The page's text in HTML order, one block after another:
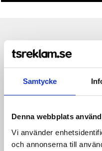
Samtycke
Denna webbplats
Vi använder
och annonserna till
100% Polyurethan (Leather-
Max. print area: 2 x 5.5 cm